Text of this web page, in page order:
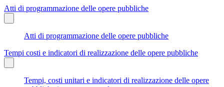
Atti di programmazione delle opere pubbliche
Atti di programmazione delle opere pubbliche
Tempi costi e indicatori di realizzazione delle opere pubbliche
Tempi, costi unitari e indicatori di realizzazione delle opere